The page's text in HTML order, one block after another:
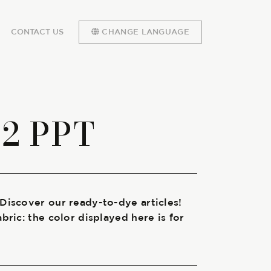
CONTACT US CHANGE LANGUAGE
PPT
our ready-to-dye articles!
the color displayed here is for